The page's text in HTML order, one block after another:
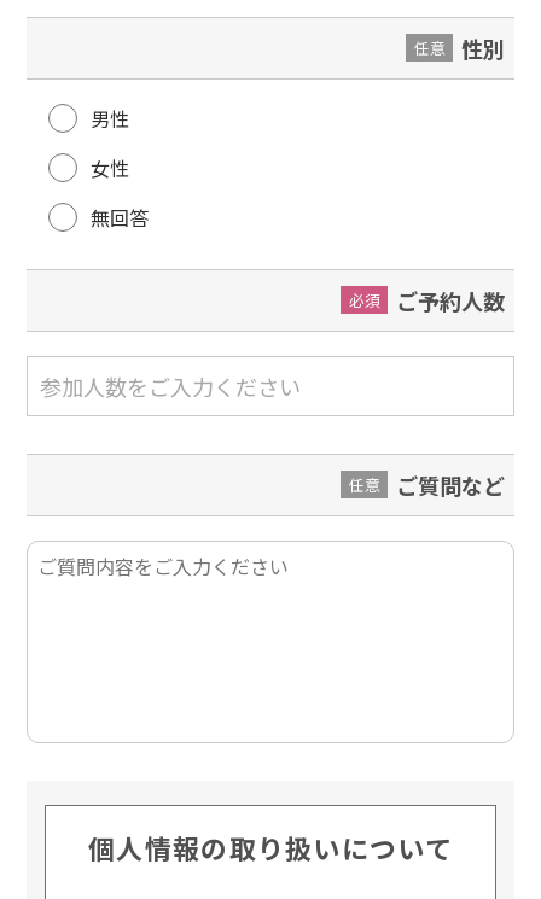
性別
任意
男性
女性
無回答
ご予約人数
必須
ご質問など
任意
個人情報の取り扱いについて